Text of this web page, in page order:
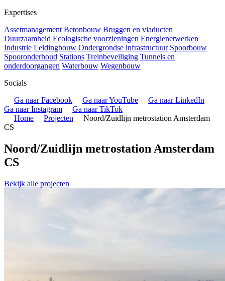
Expertises
Assetmanagement Betonbouw Bruggen en viaducten
Duurzaamheid Ecologische voorzieningen Energienetwerken
Industrie Leidingbouw Ondergrondse infrastructuur Spoorbouw
Spooronderhoud Stations Treinbeveiliging Tunnels en
onderdoorgangen Waterbouw Wegenbouw
Socials
Ga naar Facebook
Ga naar YouTube
Ga naar LinkedIn
Ga naar Instagram
Ga naar TikTok
Home
Projecten
Noord/Zuidlijn metrostation Amsterdam
CS
Noord/Zuidlijn metrostation Amsterdam
CS
Bekijk alle projecten